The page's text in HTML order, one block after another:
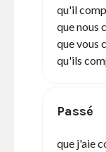
qu'il
que nous
que vous
qu'ils
Passé
que j'aie